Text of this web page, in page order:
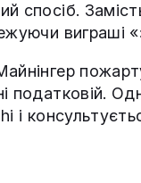
спосіб.
виграші
податковій.
і